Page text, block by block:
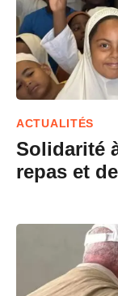
ACTUALITÉS
Solidarité
repas et